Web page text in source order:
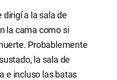
dirigí a la sala de
la cama como si
Probablemente
la sala de
e incluso las batas